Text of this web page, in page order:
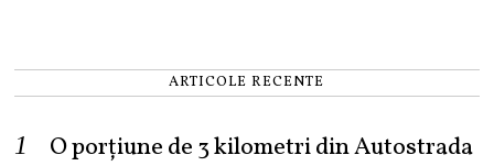
ARTICOLE RECENTE
O porțiune de 3 kilometri din Autostrada